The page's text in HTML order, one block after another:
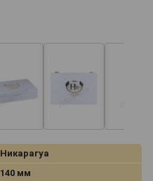
Никарагуа
140 мм